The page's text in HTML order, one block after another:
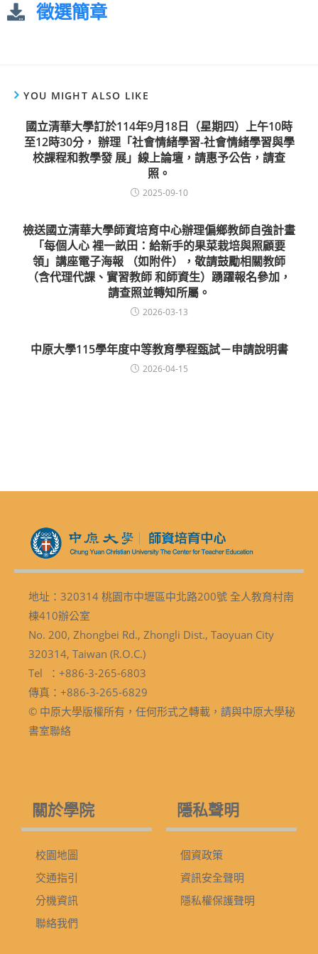
徵選簡章
YOU MIGHT ALSO LIKE
國立清華大學訂於114年9月18日（星期四）上午10時
至12時30分， 辦理「社會情緒學習-社會情緒學習與學
校課程和教學發 展」線上論壇，請惠予公告，請查
照。
2025-09-10
檢送國立清華大學師資培育中心辦理偏鄉教師自強計畫
「每個人心 裡一畝田：給新手的果菜栽培與照顧要
領」講座電子海報 （如附件），敬請鼓勵相關教師
（含代理代課、實習教師 和師資生）踴躍報名參加，
請查照並轉知所屬。
2026-03-13
中原大學115學年度中等教育學程甄試－申請說明書
2026-04-15
地址：320314 桃園市中壢區中北路200號 全人教育村南
棟410辦公室
No. 200, Zhongbei Rd., Zhongli Dist., Taoyuan City
320314, Taiwan (R.O.C.)
Tel ：+886-3-265-6803
傳真：+886-3-265-6829
© 中原大學版權所有，任何形式之轉載，請與中原大學秘
書室聯絡
關於學院
校園地圖
交通指引
分機資訊
聯絡我們
隱私聲明
個資政策
資訊安全聲明
隱私權保護聲明